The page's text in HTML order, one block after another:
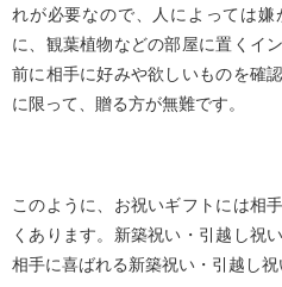
れが必要なので、人によっては
に、観葉植物などの部屋に置くイ
前に相手に好みや欲しいものを確
に限って、贈る方が無難です。
このように、お祝いギフトには相
くあります。新築祝い・引越し祝
相手に喜ばれる新築祝い・引越し祝